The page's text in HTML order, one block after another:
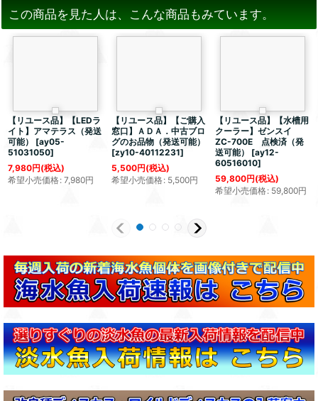
この商品を見た人は、こんな商品もみています。
【リユース品】【LEDラ
イト】アマテラス（発送
可能）
[ay05-
51031050]
7,980円(税込)
希望小売価格: 7,980円
【リユース品】【ご購入
窓口】ＡＤＡ．中古ブロ
グのお品物（発送可能）
[zy10-40112231]
5,500円(税込)
希望小売価格: 5,500円
【リユース品】【水槽用
クーラー】ゼンスイ
ZC-700E 点検済（発
送可能）
[ay12-
60516010]
59,800円(税込)
希望小売価格: 59,800円